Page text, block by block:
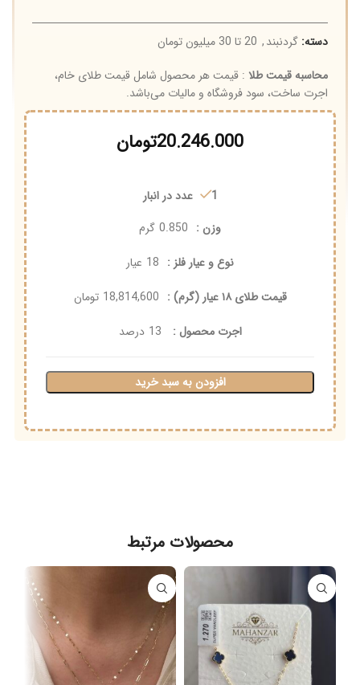
دسته: گردنبند, 20 تا 30 میلیون تومان
محاسبه قیمت طلا : قیمت هر محصول شامل قیمت طلای خام،
اجرت ساخت، سود فروشگاه و مالیات می‌باشد.
20.246.000تومان
1 عدد در انبار
وزن : 0.850 گرم
نوع و عیار فلز : 18 عیار
قیمت طلای ۱۸ عیار (گرم) :
18,814,600 تومان
اجرت محصول :
13 درصد
افزودن به سبد خرید
محصولات مرتبط